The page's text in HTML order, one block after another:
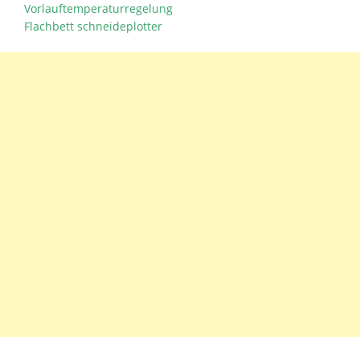
Vorlauftemperaturregelung
Flachbett schneideplotter